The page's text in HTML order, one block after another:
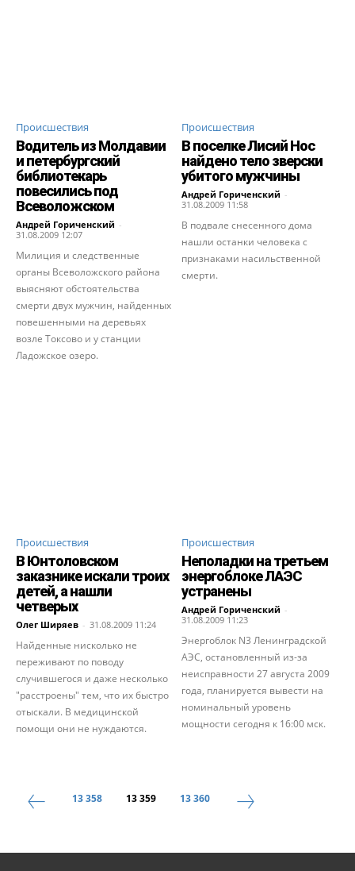
Происшествия
Водитель из Молдавии
и петербургский
библиотекарь
повесились под
Всеволожском
Андрей Гориченcкий -
31.08.2009 12:07
Милиция и следственные
органы Всеволожского района
выясняют обстоятельства
смерти двух мужчин, найденных
повешенными на деревьях
возле Токсово и у станции
Ладожское озеро.
Происшествия
В поселке Лисий Нос
найдено тело зверски
убитого мужчины
Андрей Гориченcкий -
31.08.2009 11:58
В подвале снесенного дома
нашли останки человека с
признаками насильственной
смерти.
Происшествия
В Юнтоловском
заказнике искали троих
детей, а нашли
четверых
Олег Ширяев - 31.08.2009 11:24
Найденные нисколько не
переживают по поводу
случившегося и даже несколько
"расстроены" тем, что их быстро
отыскали. В медицинской
помощи они не нуждаются.
Происшествия
Неполадки на третьем
энергоблоке ЛАЭС
устранены
Андрей Гориченcкий -
31.08.2009 11:23
Энергоблок N3 Ленинградской
АЭС, остановленный из-за
неисправности 27 августа 2009
года, планируется вывести на
номинальный уровень
мощности сегодня к 16:00 мск.
13 358 13 359 13 360